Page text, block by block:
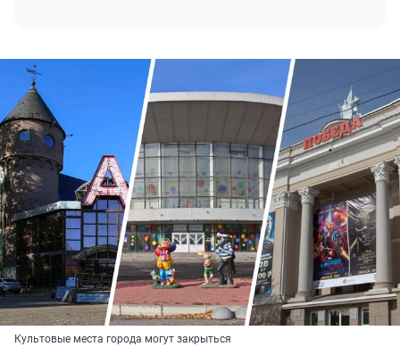
Культовые места города могут закрыться